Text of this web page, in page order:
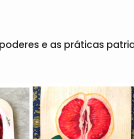
e as práticas